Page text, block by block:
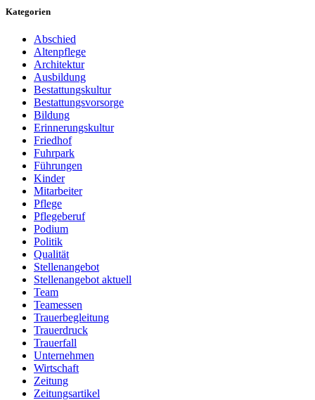
Kategorien
Abschied
Altenpflege
Architektur
Ausbildung
Bestattungskultur
Bestattungsvorsorge
Bildung
Erinnerungskultur
Friedhof
Fuhrpark
Führungen
Kinder
Mitarbeiter
Pflege
Pflegeberuf
Podium
Politik
Qualität
Stellenangebot
Stellenangebot aktuell
Team
Teamessen
Trauerbegleitung
Trauerdruck
Trauerfall
Unternehmen
Wirtschaft
Zeitung
Zeitungsartikel